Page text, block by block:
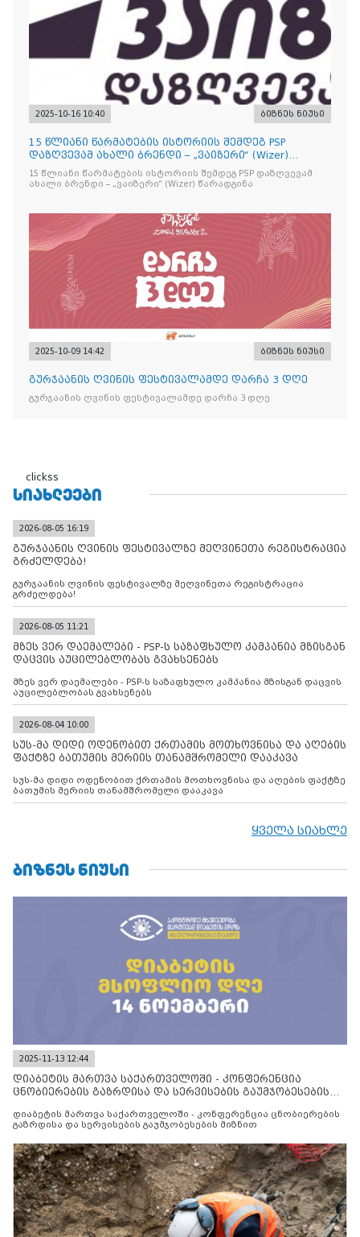
2025-10-16 10:40 ბიზნეს ნიუსი
15 წლიანი წარმატების ისტორიის შემდეგ PSP
დაზღვევამ ახალი ბრენდი – „ვაიზერი“ (Wizer)
წარადგინა
15 წლიანი წარმატების ისტორიის შემდეგ PSP დაზღვევამ
ახალი ბრენდი – „ვაიზერი“ (Wizer) წარადგინა
2025-10-09 14:42 ბიზნეს ნიუსი
გურჯაანის ღვინის ფესტივალამდე დარჩა 3 დღე
გურჯაანის ღვინის ფესტივალამდე დარჩა 3 დღე
clickss
ᲡᲘᲐᲮᲚᲔᲔᲑᲘ
2026-08-05 16:19
გურჯაანის ღვინის ფესტივალზე მეღვინეთა რეგისტრაცია
გრძელდება!
გურჯაანის ღვინის ფესტივალზე მეღვინეთა რეგისტრაცია
გრძელდება!
2026-08-05 11:21
მზეს ვერ დაემალები - PSP-ს საზაფხულო კამპანია მზისგან
დაცვის აუცილებლობას გვახსენებს
მზეს ვერ დაემალები - PSP-ს საზაფხულო კამპანია მზისგან დაცვის
აუცილებლობას გვახსენებს
2026-08-04 10:00
სუს-მა დიდი ოდენობით ქრთამის მოთხოვნისა და აღების
ფაქტზე ბათუმის მერიის თანამშრომელი დააკავა
სუს-მა დიდი ოდენობით ქრთამის მოთხოვნისა და აღების ფაქტზე
ბათუმის მერიის თანამშრომელი დააკავა
ყველა სიახლე
ᲑᲘᲖᲜᲔᲡ ᲜᲘᲣᲡᲘ
2025-11-13 12:44
დიაბეტის მართვა საქართველოში - კონფერენცია
ცნობიერების გაზრდისა და სერვისების გაუმჯობესების
დიაბეტის მართვა საქართველოში - კონფერენცია ცნობიერების
გაზრდისა და სერვისების გაუმჯობესების მიზნით